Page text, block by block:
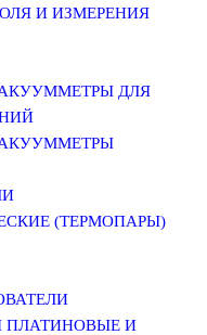
И ИЗМЕРЕНИЯ
ДЛЯ
(ТЕРМОПАРЫ)
ПЛАТИНОВЫЕ И